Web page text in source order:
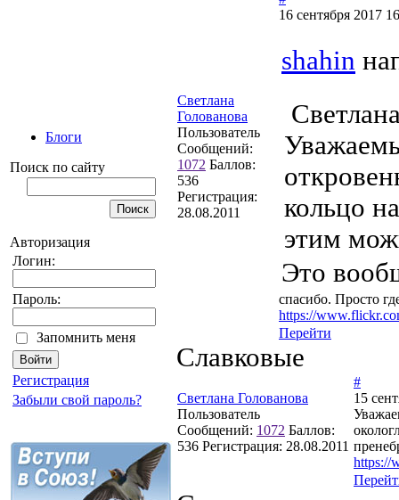
Блоги
Поиск по сайту
Авторизация
Логин:
Пароль:
Запомнить меня
Регистрация
Забыли свой пароль?
Светлана
Голованова
Пользователь
Сообщений:
1072 Баллов:
536
Регистрация:
28.08.2011
16 сентября 2017
shahin
кольцо
этим
Это
спасибо. Просто
https://
Перейти
Славковые
Светлана Голованова
Пользователь
Сообщений: 1072 Баллов:
536 Регистрация: 28.08.2011
#
15
https://